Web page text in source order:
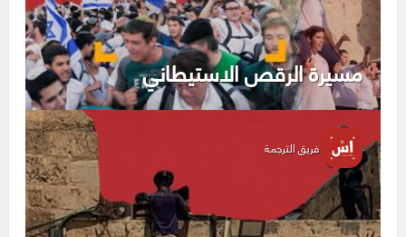
مسيرة الرقص الاستيطاني
فريق الترجمة